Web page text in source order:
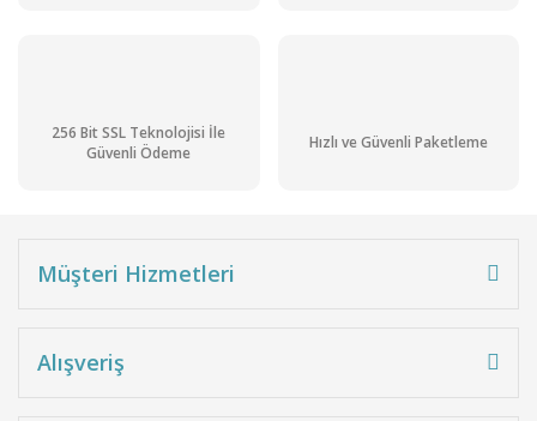
256 Bit SSL Teknolojisi İle
Güvenli Ödeme
Hızlı ve Güvenli Paketleme
Müşteri Hizmetleri
Alışveriş